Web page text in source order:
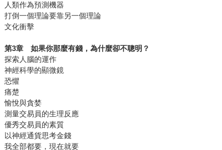
人類作為預測機器
打倒一個理論要靠另一個理論
文化衝擊
第3章 如果你那麼有錢，為什麼卻不聰明？
探索人腦的運作
神經科學的顯微鏡
恐懼
痛楚
愉悅與貪婪
測量交易員的生理反應
優秀交易員的素質
以神經通貨思考金錢
我全部都要，現在就要